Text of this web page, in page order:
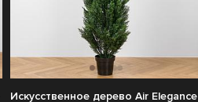
Искусственное дерево Air Elegance